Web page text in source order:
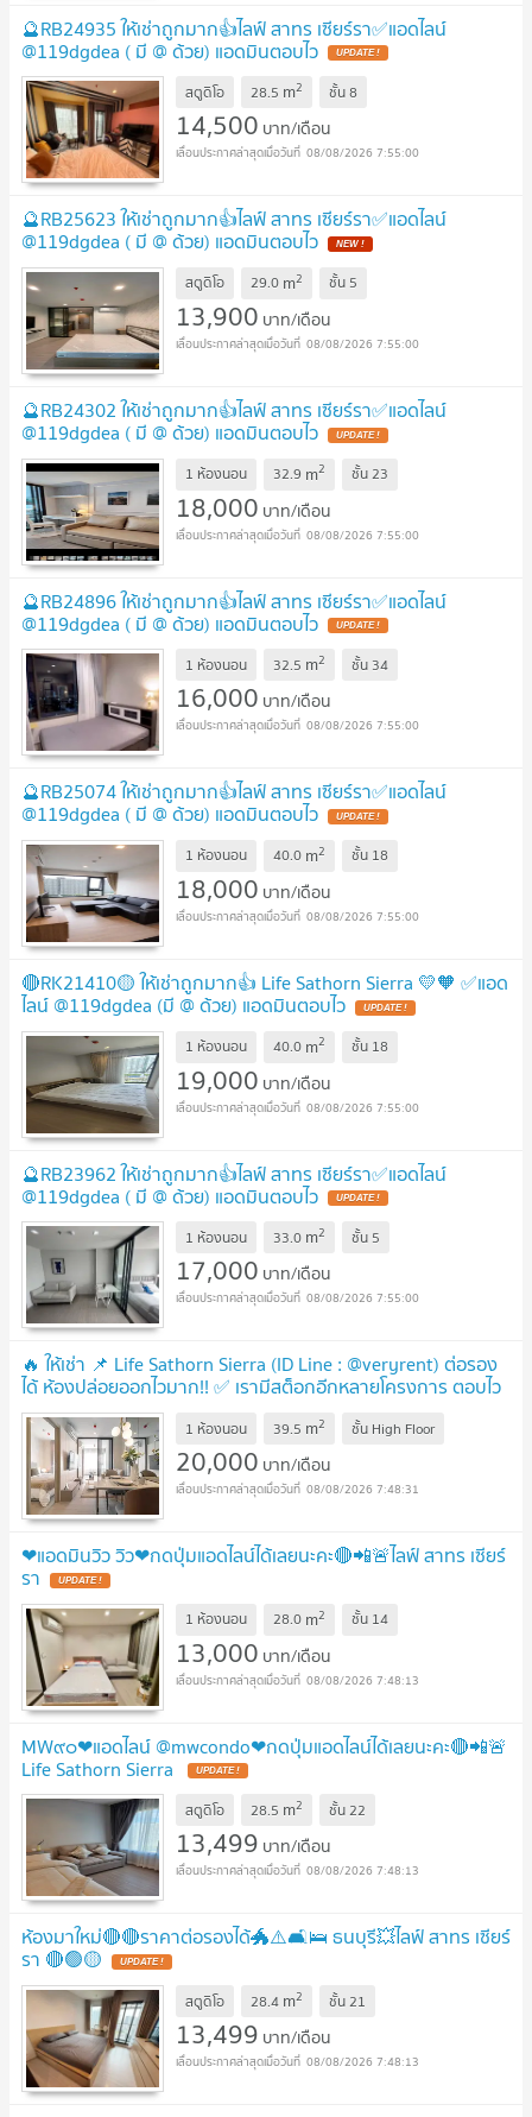
🔮RB24935 ให้เช่าถูกมาก👍ไลฟ์ สาทร เซียร์รา✅แอดไลน์
@119dgdea ( มี @ ด้วย) แอดมินตอบไว
สตูดิโอ 28.5 m2 ชั้น8
14,500 บาท/เดือน
08/08/2026 7:55:00
🔮RB25623 ให้เช่าถูกมาก👍ไลฟ์ สาทร เซียร์รา✅แอดไลน์
@119dgdea ( มี @ ด้วย) แอดมินตอบไว
สตูดิโอ 29.0 m2 ชั้น 5
13,900 บาท/เดือน
08/08/2026 7:55:00
🔮RB24302 ให้เช่าถูกมาก👍ไลฟ์ สาทร เซียร์รา✅แอดไลน์
@119dgdea ( มี @ ด้วย) แอดมินตอบไว
1 ห้องนอน 32.9 m2 ชั้น23
18,000 บาท/เดือน
08/08/2026 7:55:00
🔮RB24896 ให้เช่าถูกมาก👍ไลฟ์ สาทร เซียร์รา✅แอดไลน์
@119dgdea ( มี @ ด้วย) แอดมินตอบไว
1 ห้องนอน 32.5 m2 ชั้น 34
16,000 บาท/เดือน
08/08/2026 7:55:00
🔮RB25074 ให้เช่าถูกมาก👍ไลฟ์ สาทร เซียร์รา✅แอดไลน์
@119dgdea ( มี @ ด้วย) แอดมินตอบไว
1 ห้องนอน 40.0 m2 ชั้น 18
18,000 บาท/เดือน
08/08/2026 7:55:00
🔴RK21410🟡 ให้เช่าถูกมาก👍 Life Sathorn Sierra 💛🧡 ✅แอด
ไลน์ @119dgdea (มี @ ด้วย) แอดมินตอบไว
1 ห้องนอน 40.0 m2 ชั้น 18
19,000 บาท/เดือน
08/08/2026 7:55:00
🔮RB23962 ให้เช่าถูกมาก👍ไลฟ์ สาทร เซียร์รา✅แอดไลน์
@119dgdea ( มี @ ด้วย) แอดมินตอบไว
1 ห้องนอน 33.0 m2 ชั้น 5
17,000 บาท/เดือน
08/08/2026 7:55:00
🔥 ให้เช่า 📌 Life Sathorn Sierra (ID Line : @veryrent) ต่อรอง
ได้ ห้องปล่อยออกไวมาก!! ✅ เรามีสต็อกอีกหลายโครงการ ตอบไว
มาก มีข้อเสนอดีๆทุกดีล
1 ห้องนอน 39.5 m2 ชั้น High Floor
20,000 บาท/เดือน
08/08/2026 7:48:31
❤แอดมินวิว วิว❤กดปุ่มแอดไลน์ได้เลยนะคะ🔴📲🚨ไลฟ์ สาทร เซียร์
รา
1 ห้องนอน 28.0 m2 ชั้น 14
13,000 บาท/เดือน
08/08/2026 7:48:13
MW๙๐❤แอดไลน์ @mwcondo❤กดปุ่มแอดไลน์ได้เลยนะคะ🔴📲🚨
Life Sathorn Sierra
สตูดิโอ 28.5 m2 ชั้น22
13,499 บาท/เดือน
08/08/2026 7:48:13
ห้องมาใหม่🔴🔴ราคาต่อรองได้🐲⚠️🛋️🛌 ธนบุรี💥ไลฟ์ สาทร เซียร์
รา 🔴🟢🟡
สตูดิโอ 28.4 m2 ชั้น21
13,499 บาท/เดือน
08/08/2026 7:48:13